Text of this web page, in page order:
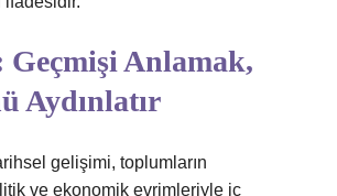
Geçmişi Anlamak,
Aydınlatır
gelişimi, toplumların
ve ekonomik evrimleriyle iç